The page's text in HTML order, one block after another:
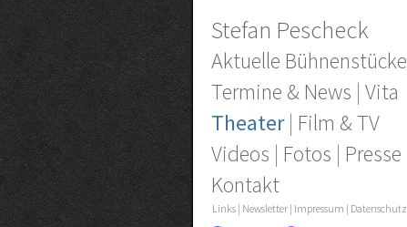
Stefan Pescheck
Aktuelle Bühnenstücke
Termine & News | Vita
Theater| Film & TV
Videos | Fotos | Presse
Kontakt
Links | Newsletter | Impressum | Datenschutz